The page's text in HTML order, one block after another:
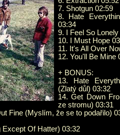
7. Shotgun 02:59
8. Hate
03:34
9. I Feel So Lonely
10. I Must Hope
11. It's All Over
12. You'll Be Mine
+ BONUS:
13. Hate
(Zlatý důl) 03:32
14. Get Down
ze stromu) 03:31
Fine (Myslím, že se to podařilo)
Except Of Hatter) 03:32